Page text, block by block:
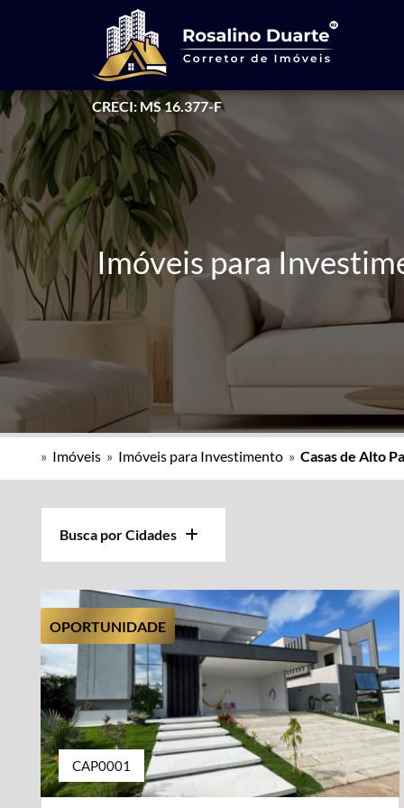
CRECI: MS 16.377-F
Imóveis para
» Imóveis » Imóveis para Investimento » Casas de Alto
Busca por Cidades
OPORTUNIDADE
CAP0001